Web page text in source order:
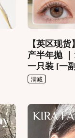
【英区现
产半年抛 ｜
一只装 [一
满减